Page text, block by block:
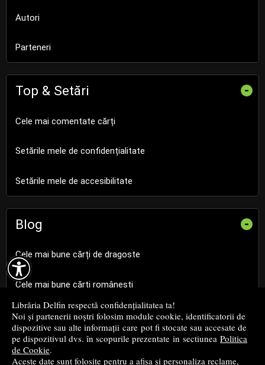

Librăria Delfin respectă confidențialitatea ta!
Noi și partenerii noștri folosim module cookie, identificatorii de
dispozitive sau alte informații care pot fi stocate sau accesate de
pe dispozitivul dvs. în scopurile prezentate in sectiunea Politica
de Cookie.
Aceste date sunt folosite pentru a afișa și personaliza reclame,
Autori
Parteneri
Top & Setări -
Cele mai comentate cărți
Setările mele de confidențialitate
Setările mele de accesibilitate
Blog -
Cele mai bune cărți de dragoste
Cele mai bune cărți românești
Cele mai bune cărți religioase
Cele mai bune cărți de istorie